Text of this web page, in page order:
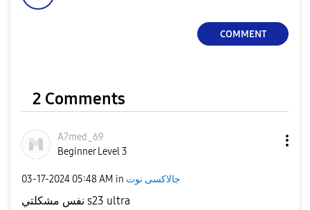
COMMENT
2 Comments
A7med_69
Beginner Level 3
‎03-17-2024 05:48 AM in جالاكسى نوت
نفس مشكلتي s23 ultra